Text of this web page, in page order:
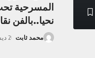
المسرحية
نحيا..بالفن
محمد ثابت 2 ديسمبر 2023